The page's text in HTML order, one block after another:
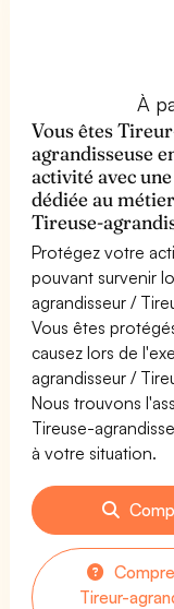
À
Vous êtes
agrandisseuse
activité avec
dédiée au
Tireuse-
Protégez votre
pouvant survenir
agrandisseur /
Vous êtes
causez lors de
agrandisseur /
Nous trouvons
Tireuse-
à votre situation.
Tireur-